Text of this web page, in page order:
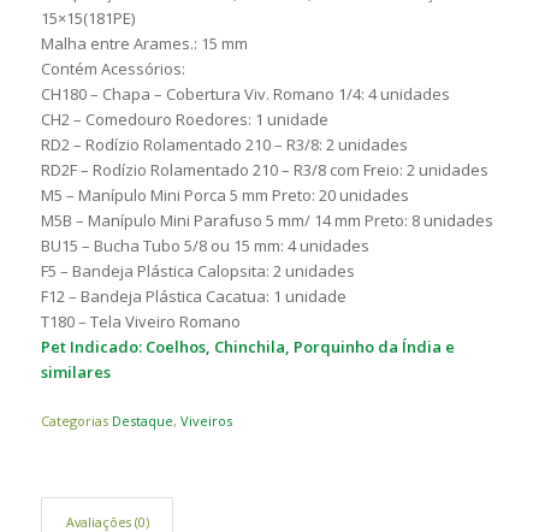
15×15(181PE)
Malha entre Arames.: 15 mm
Contém Acessórios:
CH180 – Chapa – Cobertura Viv. Romano 1/4: 4 unidades
CH2 – Comedouro Roedores: 1 unidade
RD2 – Rodízio Rolamentado 210 – R3/8: 2 unidades
RD2F – Rodízio Rolamentado 210 – R3/8 com Freio: 2 unidades
M5 – Manípulo Mini Porca 5 mm Preto: 20 unidades
M5B – Manípulo Mini Parafuso 5 mm/ 14 mm Preto: 8 unidades
BU15 – Bucha Tubo 5/8 ou 15 mm: 4 unidades
F5 – Bandeja Plástica Calopsita: 2 unidades
F12 – Bandeja Plástica Cacatua: 1 unidade
T180 – Tela Viveiro Romano
Pet Indicado: Coelhos, Chinchila, Porquinho da Índia e
similares
Categorias Destaque, Viveiros
Avaliações (0)